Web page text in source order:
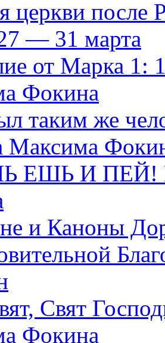
церкви
— 31 марта
от Марка 1:
Фокина
таким же
Максима
ЕШЬ И ПЕЙ!
и Каноны
Свят
Фокина